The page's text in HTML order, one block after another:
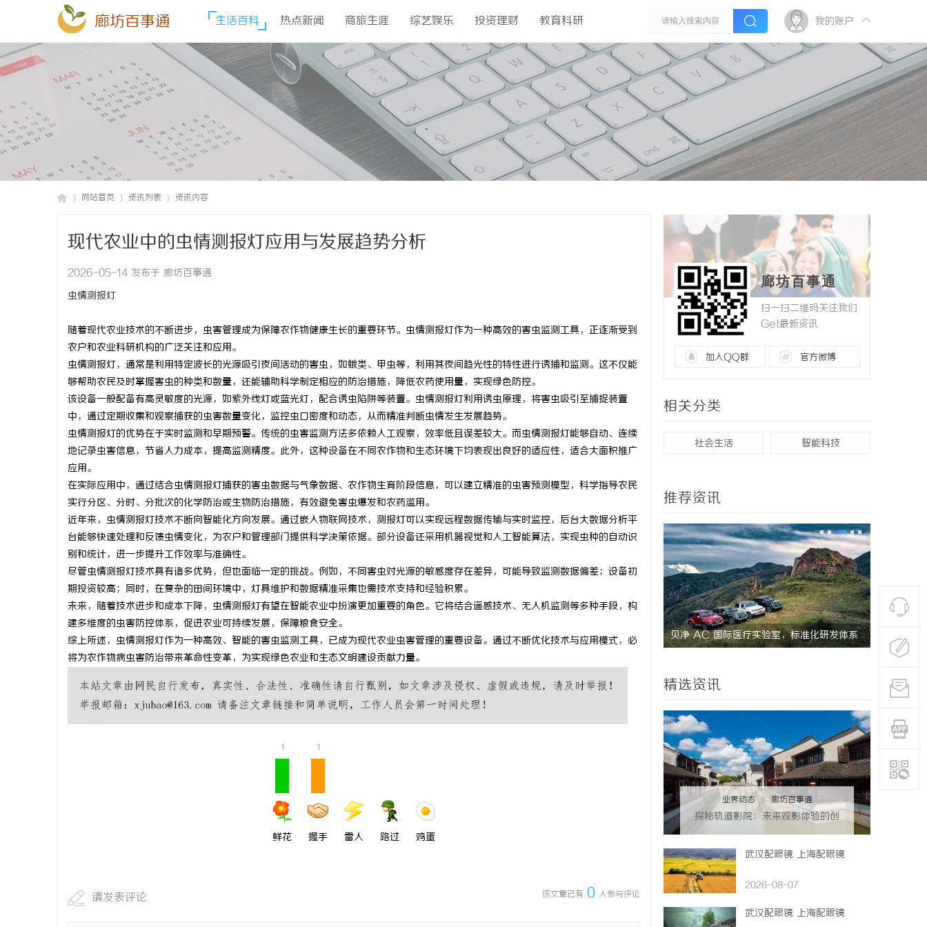
廊坊百事通 生活百科 热点新闻 商旅生涯 综艺娱乐 投资理财 教育科研 我的账户
网站首页 资讯列表 资讯内容
现代农业中的虫情测报灯应用与发展趋势分析
2026-05-14 发布于 廊坊百事通
虫情测报灯
随着现代农业技术的不断进步，虫害管理成为保障农作物健康生长的重要环节。虫情测报灯作为一种高效的害虫监测工具，正逐渐受到
农户和农业科研机构的广泛关注和应用。
虫情测报灯，通常是利用特定波长的光源吸引夜间活动的害虫，如蛾类、甲虫等，利用其夜间趋光性的特性进行诱捕和监测。这不仅能
够帮助农民及时掌握害虫的种类和数量，还能辅助科学制定相应的防治措施，降低农药使用量，实现绿色防控。
该设备一般配备有高灵敏度的光源，如紫外线灯或蓝光灯，配合诱虫陷阱等装置。虫情测报灯利用诱虫原理，将害虫吸引至捕捉装置
中，通过定期收集和观察捕获的虫害数量变化，监控虫口密度和动态，从而精准判断虫情发生发展趋势。
虫情测报灯的优势在于实时监测和早期预警。传统的虫害监测方法多依赖人工观察，效率低且误差较大。而虫情测报灯能够自动、连续
地记录虫害信息，节省人力成本，提高监测精度。此外，这种设备在不同农作物和生态环境下均表现出良好的适应性，适合大面积推广
应用。
在实际应用中，通过结合虫情测报灯捕获的害虫数据与气象数据、农作物生育阶段信息，可以建立精准的虫害预测模型，科学指导农民
实行分区、分时、分批次的化学防治或生物防治措施，有效避免害虫爆发和农药滥用。
近年来，虫情测报灯技术不断向智能化方向发展。通过嵌入物联网技术，测报灯可以实现远程数据传输与实时监控，后台大数据分析平
台能够快速处理和反馈虫情变化，为农户和管理部门提供科学决策依据。部分设备还采用机器视觉和人工智能算法，实现虫种的自动识
别和统计，进一步提升工作效率与准确性。
尽管虫情测报灯技术具有诸多优势，但也面临一定的挑战。例如，不同害虫对光源的敏感度存在差异，可能导致监测数据偏差；设备初
期投资较高；同时，在复杂的田间环境中，灯具维护和数据精准采集也需技术支持和经验积累。
未来，随着技术进步和成本下降，虫情测报灯有望在智能农业中扮演更加重要的角色。它将结合遥感技术、无人机监测等多种手段，构
建多维度的虫害防控体系，促进农业可持续发展，保障粮食安全。
综上所述，虫情测报灯作为一种高效、智能的害虫监测工具，已成为现代农业虫害管理的重要设备。通过不断优化技术与应用模式，必
将为农作物病虫害防治带来革命性变革，为实现绿色农业和生态文明建设贡献力量。
1
鲜花
1
握手 雷人 路过 鸡蛋
该文章已有 0 人参与评论
请发表评论
廊坊百事通
扫一扫二维码关注我们
Get最新资讯
加入QQ群 官方微博
相关分类
社会生活 智能科技
推荐资讯
北京考研机构避坑指南，怎么选不踩雷？ 武汉配眼镜 上海配眼镜 贝净 AC 国际医疗实验室，标准化研发体系 防坠落垂
安全保障
精选资讯
业界动态 | 廊坊百事通
探秘轨道影院：未来观影体验的创
武汉配眼镜 上海配眼镜
2026-08-07
武汉配眼镜 上海配眼镜